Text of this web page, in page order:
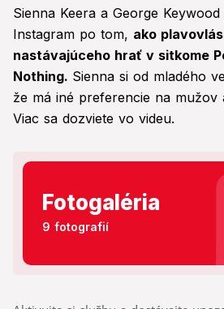
Sienna Keera a George
Instagram po tom, ako
nastávajúceho hrať v sitkome
Nothing. Sienna si od mladého
že má iné preferencie na mužov
Viac sa dozviete vo videu.
Fotogaléria
9 fotografií